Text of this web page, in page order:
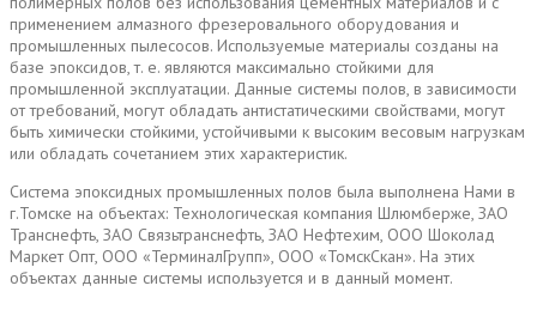
применением алмазного фрезеровального оборудования и
промышленных пылесосов. Используемые материалы созданы на
базе эпоксидов, т. е. являются максимально стойкими для
промышленной эксплуатации. Данные системы полов, в зависимости
от требований, могут обладать антистатическими свойствами, могут
быть химически стойкими, устойчивыми к высоким весовым нагрузкам
или обладать сочетанием этих характеристик.
Система эпоксидных промышленных полов была выполнена Нами в
г.Томске на объектах: Технологическая компания Шлюмберже, ЗАО
Транснефть, ЗАО Связьтранснефть, ЗАО Нефтехим, ООО Шоколад
Маркет Опт, ООО «ТерминалГрупп», ООО «ТомскСкан». На этих
объектах данные системы используется и в данный момент.